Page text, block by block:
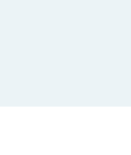
為題發表2026新
行動方案」記者
表國慶演說